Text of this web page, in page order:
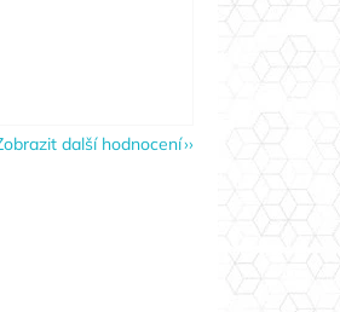
další hodnocení